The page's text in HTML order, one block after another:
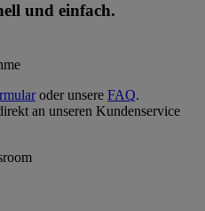
und einfach.
oder unsere FAQ.
an unseren Kundenservice